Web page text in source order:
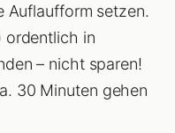
Auflaufform setzen.
ordentlich in
– nicht sparen!
30 Minuten gehen